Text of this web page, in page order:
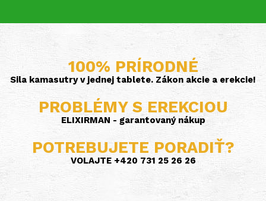
100% PRÍRODNÉ
Sila kamasutry v jednej tablete. Zákon akcie a erekcie!
PROBLÉMY S EREKCIOU
ELIXIRMAN - garantovaný nákup
POTREBUJETE PORADIŤ?
VOLAJTE +420 731 25 26 26